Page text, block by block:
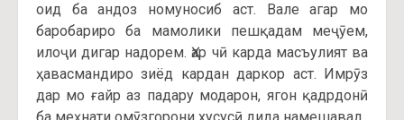
оид ба андоз номуносиб аст. Вале агар мо
баробариро ба мамолики пешқадам меҷӯем,
илоҷи дигар надорем. Ҳар чӣ карда масъулият ва
ҳавасмандиро зиёд кардан даркор аст. Имрӯз
дар мо ғайр аз падару модарон, ягон қадрдонӣ